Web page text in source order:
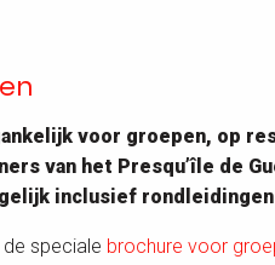
voor groepen, op
van het Presqu’île de
inclusief
speciale brochure voor